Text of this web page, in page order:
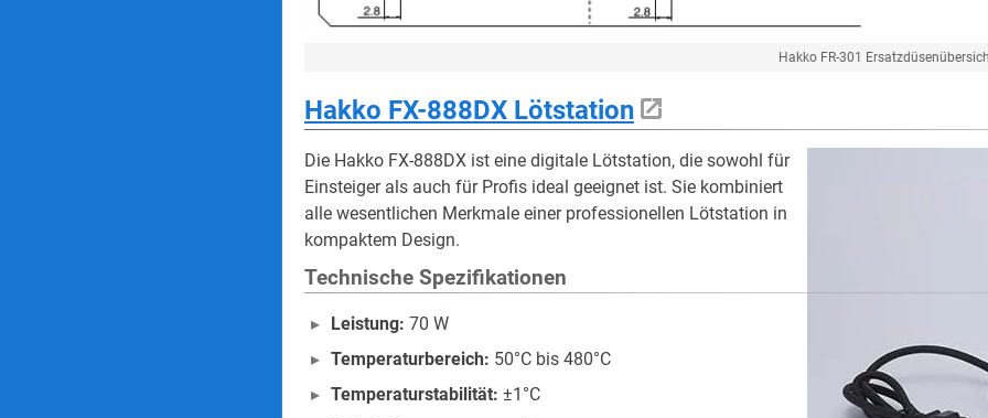
Hakko FR-301
Hakko FX-888DX Lötstation
Die Hakko FX-888DX ist eine digitale Lötstation, die sowohl für
Einsteiger als auch für Profis ideal geeignet ist. Sie kombiniert
alle wesentlichen Merkmale einer professionellen Lötstation in
kompaktem Design.
Technische Spezifikationen
Leistung: 70 W
Temperaturbereich: 50°C bis 480°C
Temperaturstabilität: ±1°C